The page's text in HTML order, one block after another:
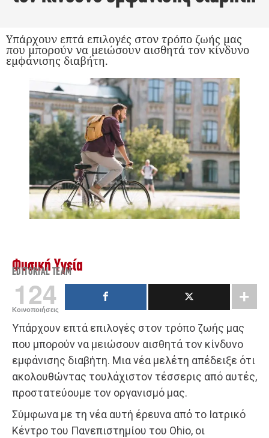
Υπάρχουν επτά επιλογές στον τρόπο ζωής μας
που μπορούν να μειώσουν αισθητά τον κίνδυνο
εμφάνισης διαβήτη.
Φυσική Υγεία
EDITORIAL TEAM
124
Κοινοποιήσεις
Υπάρχουν επτά επιλογές στον τρόπο ζωής μας
που μπορούν να μειώσουν αισθητά τον κίνδυνο
εμφάνισης διαβήτη. Μια νέα μελέτη απέδειξε ότι
ακολουθώντας τουλάχιστον τέσσερις από αυτές,
προστατεύουμε τον οργανισμό μας.
Σύμφωνα με τη νέα αυτή έρευνα από το Ιατρικό
Κέντρο του Πανεπιστημίου του Ohio, οι